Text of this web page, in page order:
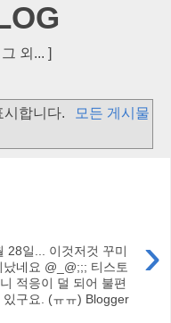
외... ]
시합니다.
모든 게시물
›
28일... 이것저것 꾸미
네요 @_@;;; 티스토
적응이 덜 되어 불편
구요. (ㅠㅠ) Blogger